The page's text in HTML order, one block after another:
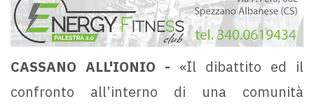
CASSANO ALL'IONIO - «Il dibattito ed il
confronto all’interno di una comunità